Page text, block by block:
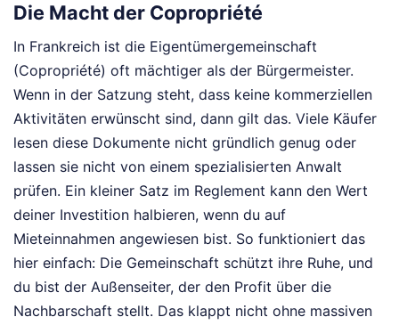
Die Macht der Copropriété
In Frankreich ist die Eigentümergemeinschaft
(Copropriété) oft mächtiger als der Bürgermeister.
Wenn in der Satzung steht, dass keine kommerziellen
Aktivitäten erwünscht sind, dann gilt das. Viele Käufer
lesen diese Dokumente nicht gründlich genug oder
lassen sie nicht von einem spezialisierten Anwalt
prüfen. Ein kleiner Satz im Reglement kann den Wert
deiner Investition halbieren, wenn du auf
Mieteinnahmen angewiesen bist. So funktioniert das
hier einfach: Die Gemeinschaft schützt ihre Ruhe, und
du bist der Außenseiter, der den Profit über die
Nachbarschaft stellt. Das klappt nicht ohne massiven